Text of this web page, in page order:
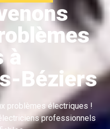
Béziers
problèmes électriques !
professionnels